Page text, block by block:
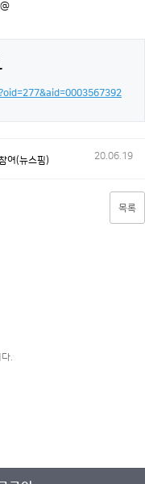
@
여(뉴스핌) 20.06.19
목록
.